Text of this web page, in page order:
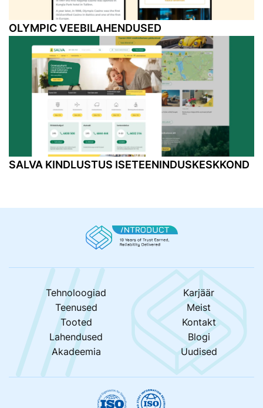
OLYMPIC VEEBILAHENDUSED
SALVA KINDLUSTUS ISETEENINDUSKESKKOND
Tehnoloogiad
Teenused
Tooted
Lahendused
Akadeemia
Karjäär
Meist
Kontakt
Blogi
Uudised